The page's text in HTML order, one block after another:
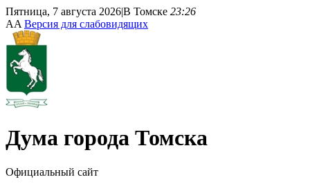
Пятница, 7 августа 2026|В Томске 23:26
AA Версия для слабовидящих
Дума города Томска
Официальный сайт